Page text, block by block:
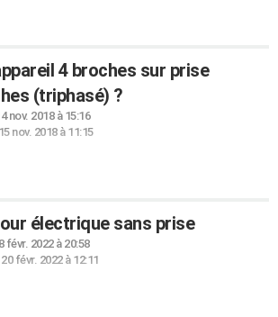
4 broches sur prise
(triphasé) ?
nov. 2018 à 15:16
15 nov. 2018 à 11:15
électrique sans prise
févr. 2022 à 20:58
20 févr. 2022 à 12:11